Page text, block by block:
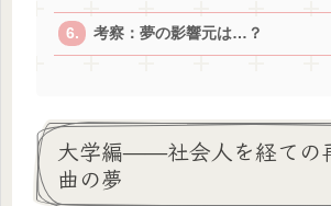
考察：夢の影響元は…？
大学編——社会人を経ての
曲の夢